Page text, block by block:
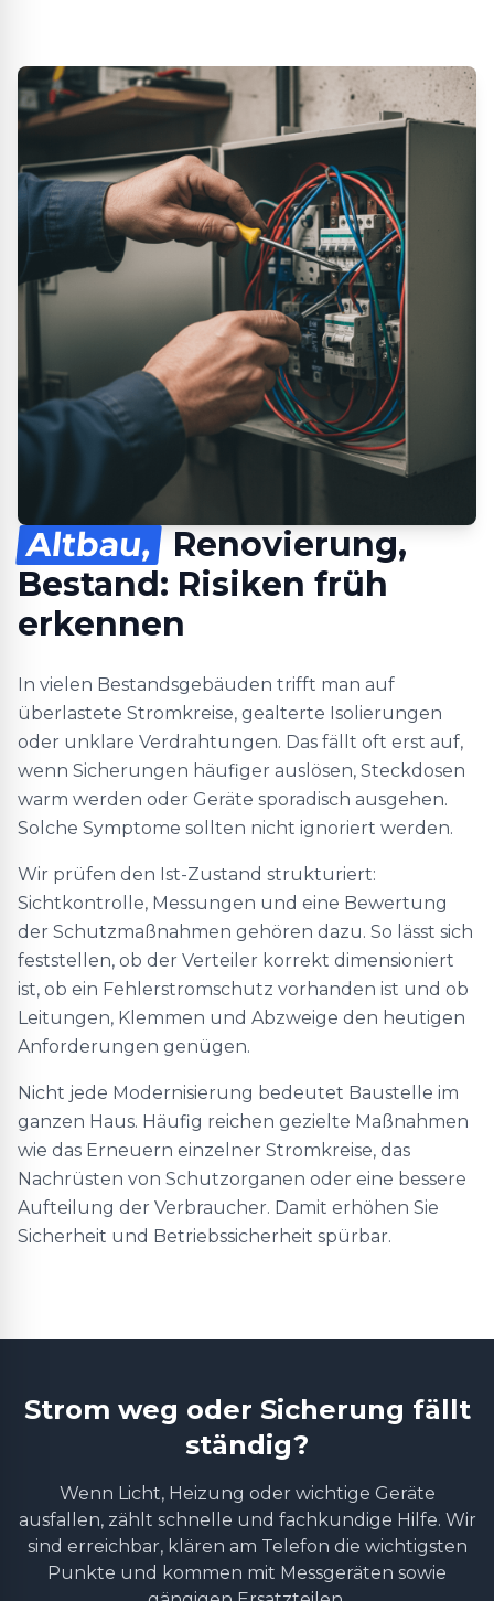
Altbau,
Renovierung,
Bestand: Risiken früh
erkennen
In vielen Bestandsgebäuden trifft man auf
überlastete Stromkreise, gealterte Isolierungen
oder unklare Verdrahtungen. Das fällt oft erst auf,
wenn Sicherungen häufiger auslösen, Steckdosen
warm werden oder Geräte sporadisch ausgehen.
Solche Symptome sollten nicht ignoriert werden.
Wir prüfen den Ist-Zustand strukturiert:
Sichtkontrolle, Messungen und eine Bewertung
der Schutzmaßnahmen gehören dazu. So lässt sich
feststellen, ob der Verteiler korrekt dimensioniert
ist, ob ein Fehlerstromschutz vorhanden ist und ob
Leitungen, Klemmen und Abzweige den heutigen
Anforderungen genügen.
Nicht jede Modernisierung bedeutet Baustelle im
ganzen Haus. Häufig reichen gezielte Maßnahmen
wie das Erneuern einzelner Stromkreise, das
Nachrüsten von Schutzorganen oder eine bessere
Aufteilung der Verbraucher. Damit erhöhen Sie
Sicherheit und Betriebssicherheit spürbar.
Strom weg oder Sicherung fällt
ständig?
Wenn Licht, Heizung oder wichtige Geräte
ausfallen, zählt schnelle und fachkundige Hilfe. Wir
sind erreichbar, klären am Telefon die wichtigsten
Punkte und kommen mit Messgeräten sowie